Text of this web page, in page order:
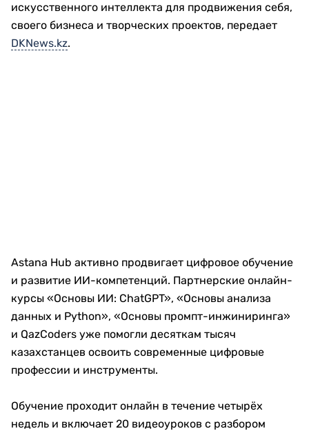
искусственного интеллекта для продвижения себя,
своего бизнеса и творческих проектов, передает
DKNews.kz.
Astana Hub активно продвигает цифровое обучение
и развитие ИИ-компетенций. Партнерские онлайн-
курсы «Основы ИИ: ChatGPT», «Основы анализа
данных и Python», «Основы промпт-инжиниринга»
и QazCoders уже помогли десяткам тысяч
казахстанцев освоить современные цифровые
профессии и инструменты.
Обучение проходит онлайн в течение четырёх
недель и включает 20 видеоуроков с разбором